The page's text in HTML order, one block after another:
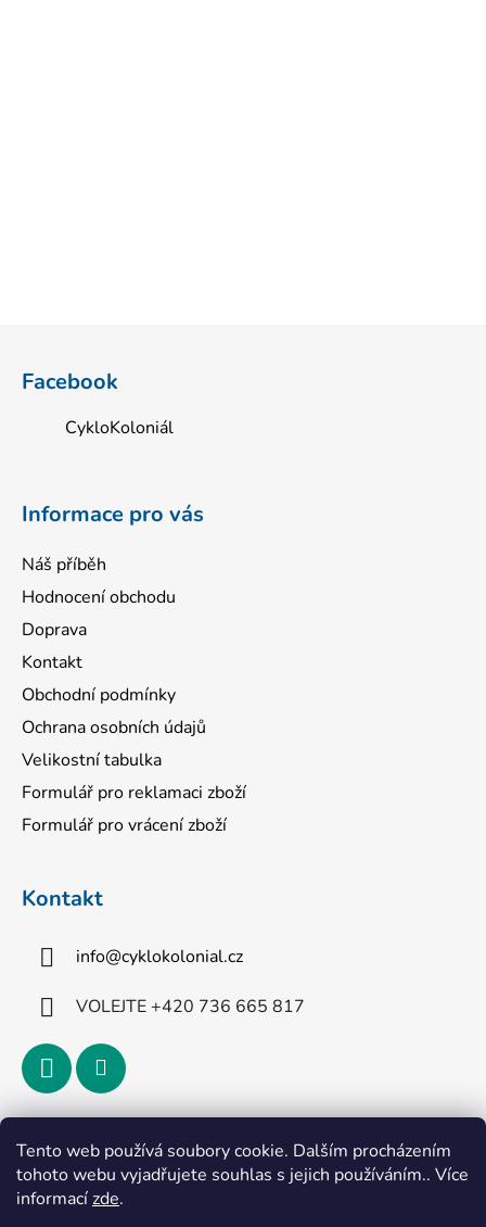
Tento web používá soubory cookie. Dalším procházením
tohoto webu vyjadřujete souhlas s jejich používáním.. Více
informacízde.
Facebook
CykloKoloniál
Informace pro vás
Náš příběh
Hodnocení obchodu
Doprava
Kontakt
Obchodní podmínky
Ochrana osobních údajů
Velikostní tabulka
Formulář pro reklamaci zboží
Formulář pro vrácení zboží
Kontakt
info@cyklokolonial.cz
VOLEJTE +420 736 665 817
Přijímáme online platby